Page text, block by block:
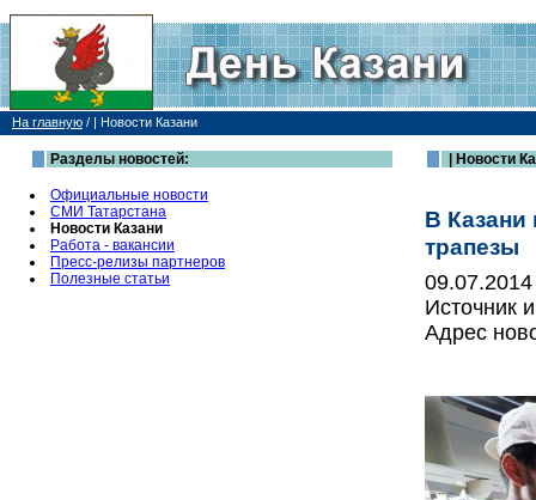
На главную / | Новости Казани
Разделы новостей:
Официальные новости
СМИ Татарстана
Новости Казани
Работа - вакансии
Пресс-релизы партнеров
Полезные статьи
| Новости
В Казани
трапезы
09.07.2014
Источник
Адрес